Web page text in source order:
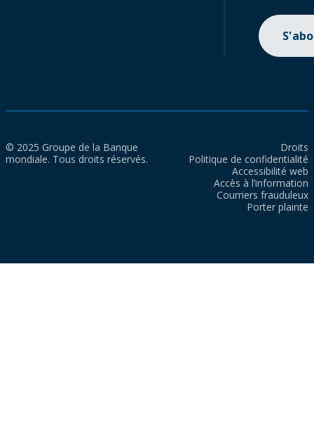
© 2025 Groupe de la Banque
mondiale. Tous droits réservés.
Droits
Politique de confidentialité
Accessibilité web
Accès à l’information
Courriers frauduleux
Porter plainte